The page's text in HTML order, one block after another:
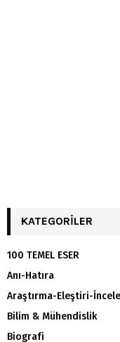
KATEGORILER
100 TEMEL ESER
Anı-Hatıra
Araştırma-Eleştiri-
Bilim & Mühendislik
Biografi